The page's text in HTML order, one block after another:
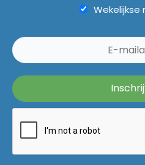
Wekelijkse